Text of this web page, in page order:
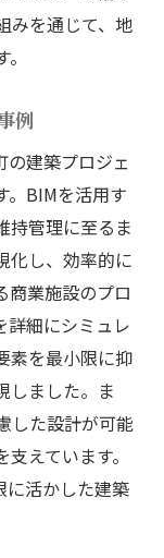
みを通じて、地
例
建築プロジェ
。BIMを活用す
持管理に至るま
化し、効率的に
商業施設のプロ
詳細にシミュレ
素を最小限に抑
しました。ま
した設計が可能
えています。
に活かした建築